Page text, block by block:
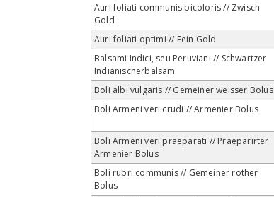
Auri foliati communis bicoloris // Zwisch
Gold
Auri foliati optimi // Fein Gold
Balsami Indici, seu Peruviani // Schwartzer
Indianischerbalsam
Boli albi vulgaris // Gemeiner weisser Bolus
Boli Armeni veri crudi // Armenier Bolus
Boli Armeni veri praeparati // Praeparirter
Armenier Bolus
Boli rubri communis // Gemeiner rother
Bolus